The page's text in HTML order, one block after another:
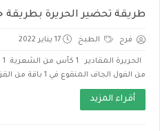
طريقة تحضير الحريرة بطريقة
فرح الطبخ 17 يناير 2022
من الفول الجاف المنقوع في 1 باقة من القزبر والبقدونس والكرافص 200 غ...
أقراء المزيد